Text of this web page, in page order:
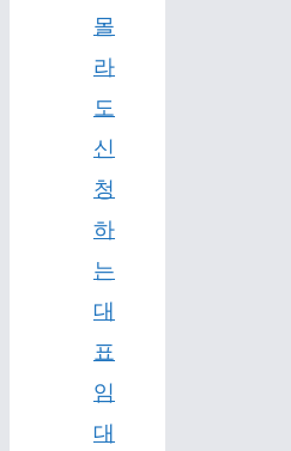
몰
라
도
신
청
하
는
대
표
임
대